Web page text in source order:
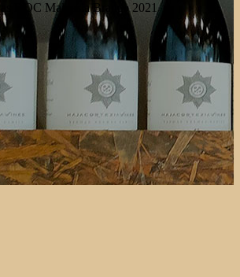
DOC Malvasia Branco 2021